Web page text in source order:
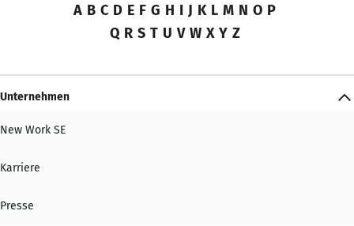
A B C D E F G H I J K L M N O P
Q R S T U V W X Y Z
Unternehmen
New Work SE
Karriere
Presse